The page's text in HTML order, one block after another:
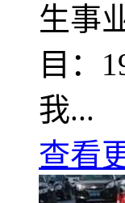
生事
目：
我...
查看